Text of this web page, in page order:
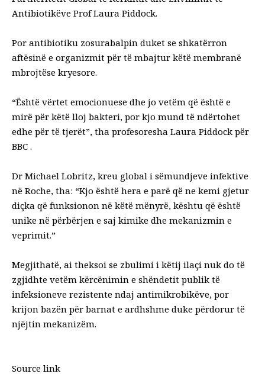
Antibiotikëve Prof Laura Piddock.
Por antibiotiku zosurabalpin duket se shkatërron
aftësinë e organizmit për të mbajtur këtë membranë
mbrojtëse kryesore.
“Është vërtet emocionuese dhe jo vetëm që është e
mirë për këtë lloj bakteri, por kjo mund të ndërtohet
edhe për të tjerët”, tha profesoresha Laura Piddock për
BBC .
Dr Michael Lobritz, kreu global i sëmundjeve infektive
në Roche, tha: “Kjo është hera e parë që ne kemi gjetur
diçka që funksionon në këtë mënyrë, kështu që është
unike në përbërjen e saj kimike dhe mekanizmin e
veprimit.”
Megjithatë, ai theksoi se zbulimi i këtij ilaçi nuk do të
zgjidhte vetëm kërcënimin e shëndetit publik të
infeksioneve rezistente ndaj antimikrobikëve, por
krijon bazën për barnat e ardhshme duke përdorur të
njëjtin mekanizëm.
Source link